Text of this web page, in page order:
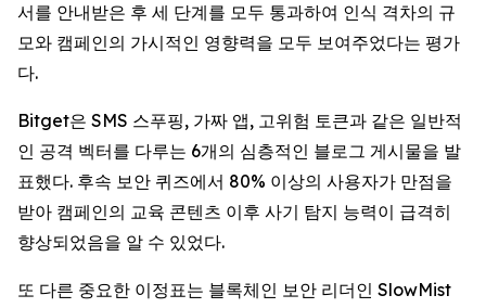
서를 안내받은 후 세 단계를 모두 통과하여 인식 격차의 규
모와 캠페인의 가시적인 영향력을 모두 보여주었다는 평가
다.
Bitget은 SMS 스푸핑, 가짜 앱, 고위험 토큰과 같은 일반적
인 공격 벡터를 다루는 6개의 심층적인 블로그 게시물을 발
표했다. 후속 보안 퀴즈에서 80% 이상의 사용자가 만점을
받아 캠페인의 교육 콘텐츠 이후 사기 탐지 능력이 급격히
향상되었음을 알 수 있었다.
또 다른 중요한 이정표는 블록체인 보안 리더인 SlowMist